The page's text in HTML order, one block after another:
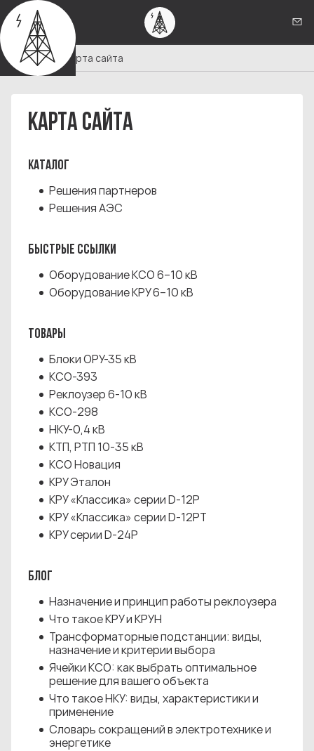
Главная Карта сайта
КАРТА САЙТА
КАТАЛОГ
Решения партнеров
Решения АЭС
БЫСТРЫЕ ССЫЛКИ
Оборудование КСО 6–10 кВ
Оборудование КРУ 6–10 кВ
ТОВАРЫ
Блоки ОРУ-35 кВ
КСО-393
Реклоузер 6-10 кВ
КСО-298
НКУ-0,4 кВ
КТП, РТП 10-35 кВ
КСО Новация
КРУ Эталон
КРУ «Классика» серии D-12P
КРУ «Классика» серии D-12PT
КРУ серии D-24P
БЛОГ
Назначение и принцип работы реклоузера
Что такое КРУ и КРУН
Трансформаторные подстанции: виды,
назначение и критерии выбора
Ячейки КСО: как выбрать оптимальное
решение для вашего объекта
Что такое НКУ: виды, характеристики и
применение
Словарь сокращений в электротехнике и
энергетике